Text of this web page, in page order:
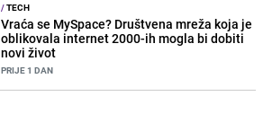
/TECH
Vraća se MySpace? Društvena mreža koja je
oblikovala internet 2000-ih mogla bi dobiti
novi život
PRIJE 1 DAN